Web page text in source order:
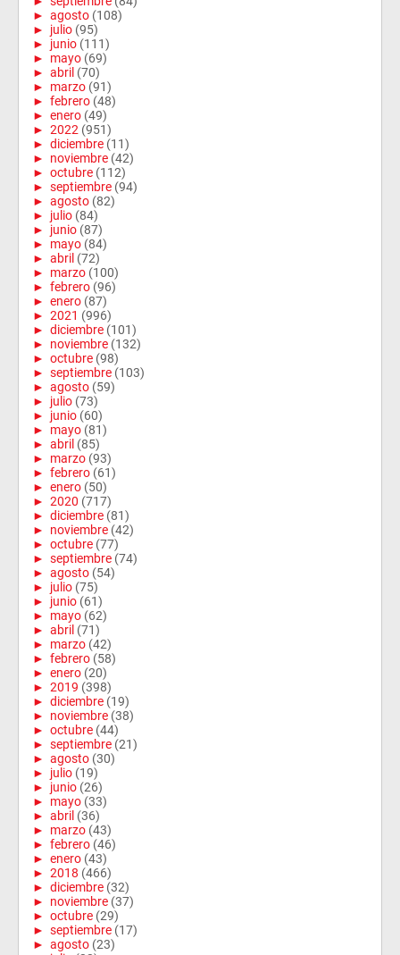
► agosto (108)
► julio (95)
► junio (111)
► mayo (69)
► abril (70)
► marzo (91)
► febrero (48)
► enero (49)
► 2022 (951)
► diciembre (11)
► noviembre (42)
► octubre (112)
► septiembre (94)
► agosto (82)
► julio (84)
► junio (87)
► mayo (84)
► abril (72)
► marzo (100)
► febrero (96)
► enero (87)
► 2021 (996)
► diciembre (101)
► noviembre (132)
► octubre (98)
► septiembre (103)
► agosto (59)
► julio (73)
► junio (60)
► mayo (81)
► abril (85)
► marzo (93)
► febrero (61)
► enero (50)
► 2020 (717)
► diciembre (81)
► noviembre (42)
► octubre (77)
► septiembre (74)
► agosto (54)
► julio (75)
► junio (61)
► mayo (62)
► abril (71)
► marzo (42)
► febrero (58)
► enero (20)
► 2019 (398)
► diciembre (19)
► noviembre (38)
► octubre (44)
► septiembre (21)
► agosto (30)
► julio (19)
► junio (26)
► mayo (33)
► abril (36)
► marzo (43)
► febrero (46)
► enero (43)
► 2018 (466)
► diciembre (32)
► noviembre (37)
► octubre (29)
► septiembre (17)
► agosto (23)